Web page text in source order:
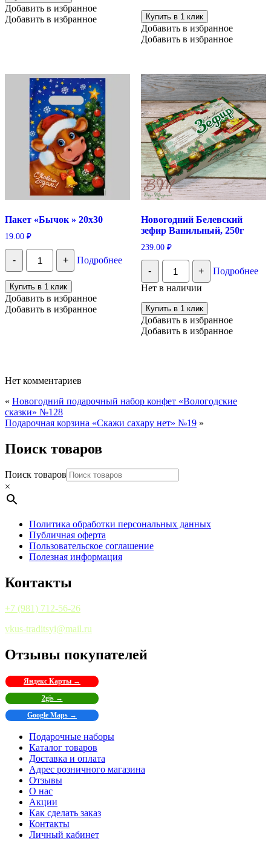
(птицы,
звери),
Добавить в избранное
Добавить в избранное
упаковка,
3
вкуса:
Ягодный
вишневый
суфле,
имбирный
мохито,
240
гр
Купить в 1 клик
Добавить в избранное
Добавить в избранное
Пакет «Бычок » 20х30
19.00 ₽
-
Количество
Пакет
"Бычок
"
20х30
+ Подробнее
Купить в 1 клик
Добавить в избранное
Добавить в избранное
Новогодний Белевский
зефир Ванильный, 250г
239.00 ₽
-
Количество
Новогодний
Белевский
зефир
Ванильный,
250г
+
Подробнее
Нет в наличии
Купить в 1 клик
Добавить в избранное
Добавить в избранное
Нет комментариев
« Новогодний подарочный набор конфет «Вологодские
сказки» №128
Подарочная корзина «Скажи сахару нет» №19 »
Поиск товаров
Поиск товаров
×
Политика обработки персональных данных
Публичная оферта
Пользовательское соглашение
Полезная информация
Контакты
+7 (981) 712-56-26
vkus-traditsyi@mail.ru
Отзывы покупателей
Яндекс Карты →
2gis →
Google Maps →
Подарочные наборы
Каталог товаров
Доставка и оплата
Адрес розничного магазина
Отзывы
О нас
Акции
Как сделать заказ
Контакты
Личный кабинет